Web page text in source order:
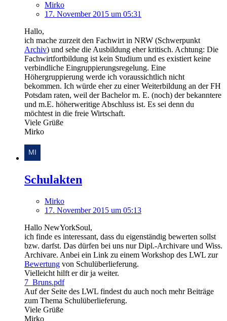
Mirko
17. November 2015 um 05:31
Hallo,
ich mache zurzeit den Fachwirt in NRW (Schwerpunkt
Archiv) und sehe die Ausbildung eher kritisch. Achtung: Die
Fachwirtfortbildung ist kein Studium und es existiert keine
verbindliche Eingruppierungsregelung. Eine
Höhergruppierung werde ich voraussichtlich nicht
bekommen. Ich würde eher zu einer Weiterbildung an der FH
Potsdam raten, weil der Bachelor m. E. (noch) der bekanntere
und m.E. höherweritige Abschluss ist. Es sei denn du
möchtest in die freie Wirtschaft.
Viele Grüße
Mirko
Schulakten
Mirko
17. November 2015 um 05:13
Hallo NewYorkSoul,
ich finde es interessant, dass du eigenständig bewerten sollst
bzw. darfst. Das dürfen bei uns nur Dipl.-Archivare und Wiss.
Archivare. Anbei ein Link zu einem Workshop des LWL zur
Bewertung von Schulüberlieferung.
Vielleicht hilft er dir ja weiter.
7_Bruns.pdf
Auf der Seite des LWL findest du auch noch mehr Beiträge
zum Thema Schulüberlieferung.
Viele Grüße
Mirko